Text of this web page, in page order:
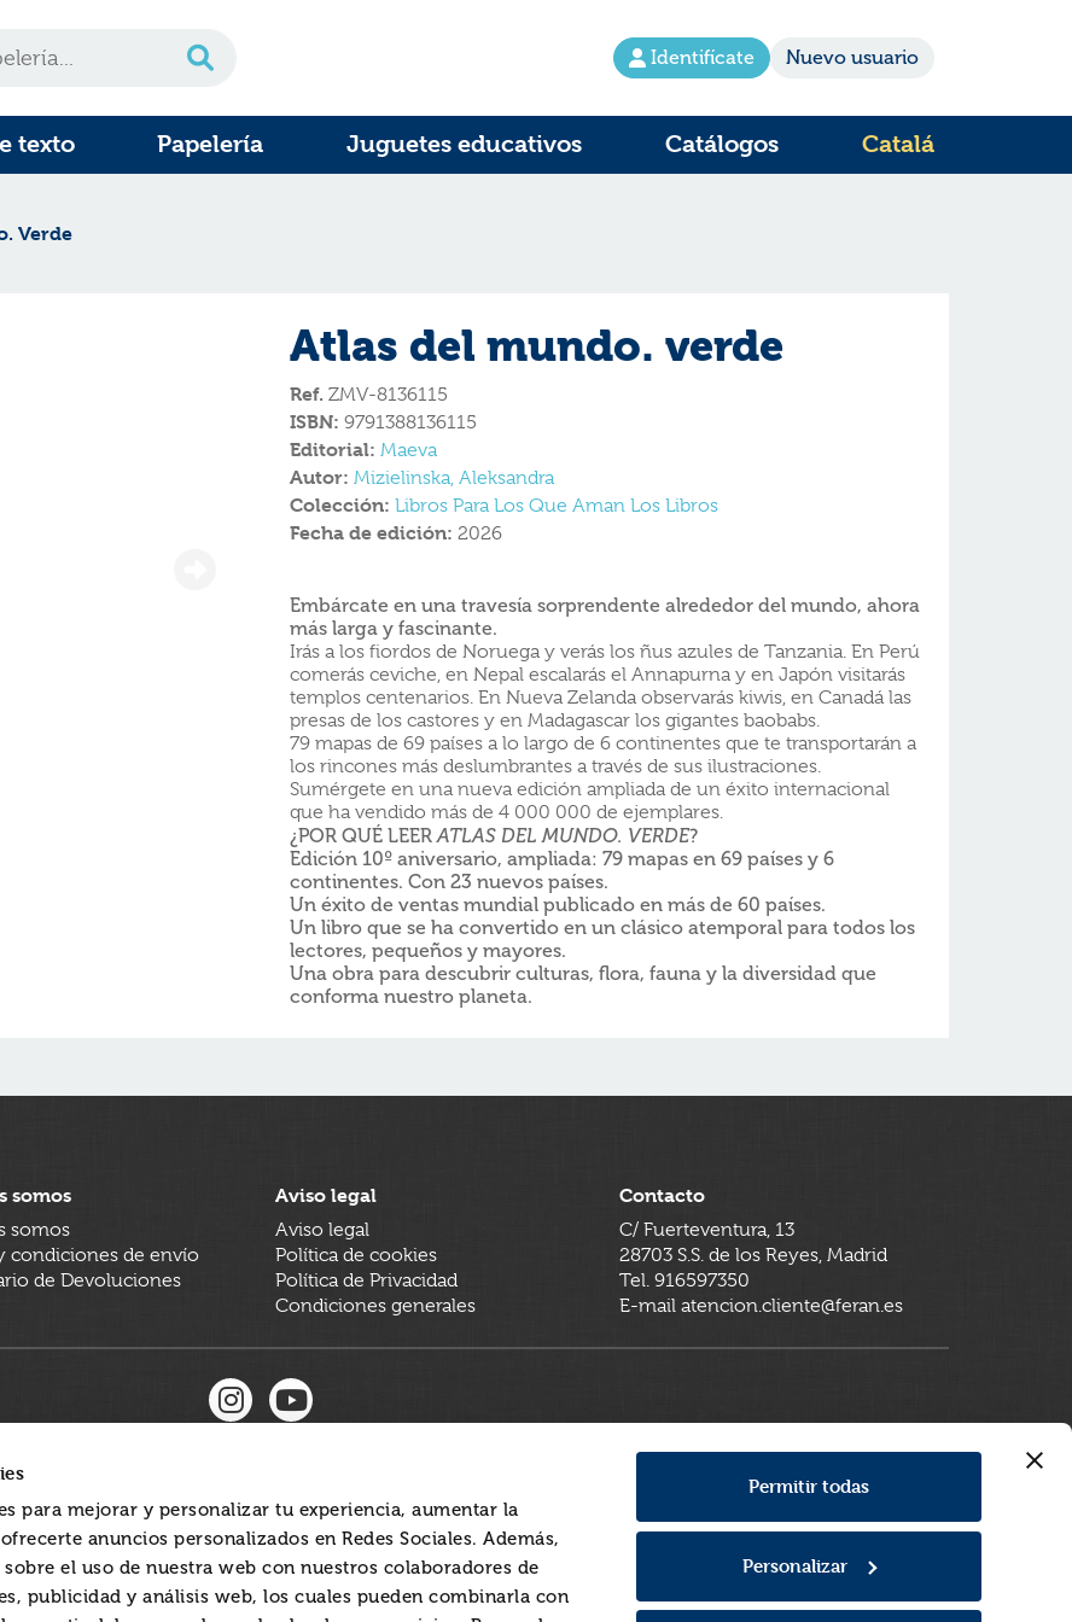
para mejorar y personalizar tu experiencia, aumentar la
anuncios personalizados en Redes Sociales. Además,
el uso de nuestra web con nuestros colaboradores de
publicidad y análisis web, los cuales pueden combinarla con
Permitir todas
Personalizar
Identifícate Nuevo usuario
texto Papelería Juguetes educativos Catálogos Catalá
Verde
Atlas del mundo. verde
Ref. ZMV-8136115
ISBN: 9791388136115
Editorial: Maeva
Autor: Mizielinska, Aleksandra
Colección: Libros Para Los Que Aman Los Libros
Fecha de edición: 2026
Embárcate en una travesía sorprendente alrededor del mundo, ahora
más larga y fascinante.
Irás a los fiordos de Noruega y verás los ñus azules de Tanzania. En Perú
comerás ceviche, en Nepal escalarás el Annapurna y en Japón visitarás
templos centenarios. En Nueva Zelanda observarás kiwis, en Canadá las
presas de los castores y en Madagascar los gigantes baobabs.
79 mapas de 69 países a lo largo de 6 continentes que te transportarán a
los rincones más deslumbrantes a través de sus ilustraciones.
Sumérgete en una nueva edición ampliada de un éxito internacional
que ha vendido más de 4 000 000 de ejemplares.
¿POR QUÉ LEERATLAS DEL MUNDO. VERDE?
Edición 10º aniversario, ampliada: 79 mapas en 69 países y 6
continentes. Con 23 nuevos países.
Un éxito de ventas mundial publicado en más de 60 países.
Un libro que se ha convertido en un clásico atemporal para todos los
lectores, pequeños y mayores.
Una obra para descubrir culturas, flora, fauna y la diversidad que
conforma nuestro planeta.
somos
somos
condiciones de envío
de Devoluciones
Aviso legal
Aviso legal
Política de cookies
Política de Privacidad
Condiciones generales
Contacto
C/ Fuerteventura, 13
28703 S.S. de los Reyes, Madrid
Tel. 916597350
E-mail atencion.cliente@feran.es